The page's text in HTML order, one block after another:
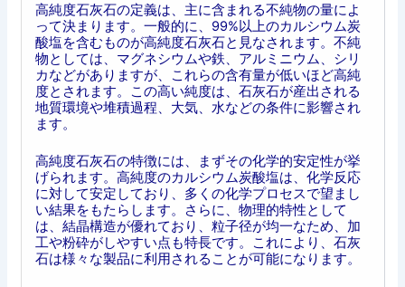
高純度石灰石の定義は、主に含まれる不純物の量によ
って決まります。一般的に、99%以上のカルシウム炭
酸塩を含むものが高純度石灰石と見なされます。不純
物としては、マグネシウムや鉄、アルミニウム、シリ
カなどがありますが、これらの含有量が低いほど高純
度とされます。この高い純度は、石灰石が産出される
地質環境や堆積過程、大気、水などの条件に影響され
ます。
高純度石灰石の特徴には、まずその化学的安定性が挙
げられます。高純度のカルシウム炭酸塩は、化学反応
に対して安定しており、多くの化学プロセスで望まし
い結果をもたらします。さらに、物理的特性として
は、結晶構造が優れており、粒子径が均一なため、加
工や粉砕がしやすい点も特長です。これにより、石灰
石は様々な製品に利用されることが可能になります。